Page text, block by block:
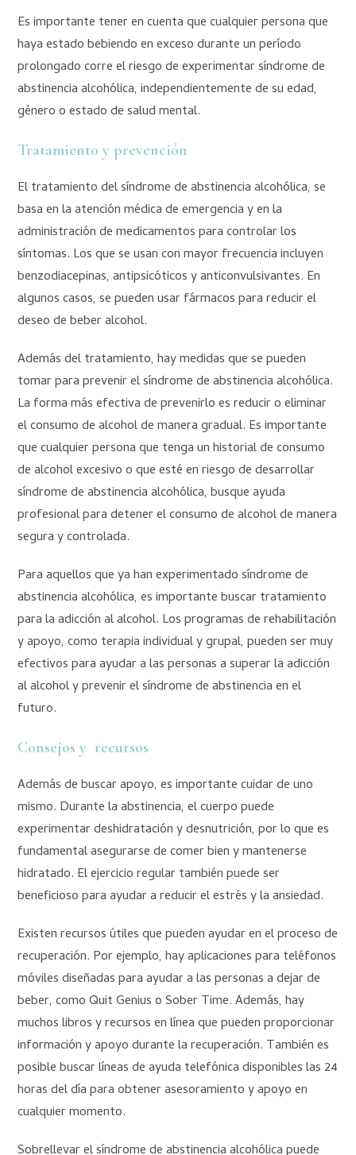
Es importante tener en cuenta que cualquier persona que
haya estado bebiendo en exceso durante un período
prolongado corre el riesgo de experimentar síndrome de
abstinencia alcohólica, independientemente de su edad,
género o estado de salud mental.
Tratamiento y prevención
El tratamiento del síndrome de abstinencia alcohólica, se
basa en la atención médica de emergencia y en la
administración de medicamentos para controlar los
síntomas. Los que se usan con mayor frecuencia incluyen
benzodiacepinas, antipsicóticos y anticonvulsivantes. En
algunos casos, se pueden usar fármacos para reducir el
deseo de beber alcohol.
Además del tratamiento, hay medidas que se pueden
tomar para prevenir el síndrome de abstinencia alcohólica.
La forma más efectiva de prevenirlo es reducir o eliminar
el consumo de alcohol de manera gradual. Es importante
que cualquier persona que tenga un historial de consumo
de alcohol excesivo o que esté en riesgo de desarrollar
síndrome de abstinencia alcohólica, busque ayuda
profesional para detener el consumo de alcohol de manera
segura y controlada.
Para aquellos que ya han experimentado síndrome de
abstinencia alcohólica, es importante buscar tratamiento
para la adicción al alcohol. Los programas de rehabilitación
y apoyo, como terapia individual y grupal, pueden ser muy
efectivos para ayudar a las personas a superar la adicción
al alcohol y prevenir el síndrome de abstinencia en el
futuro.
Consejos y recursos
Además de buscar apoyo, es importante cuidar de uno
mismo. Durante la abstinencia, el cuerpo puede
experimentar deshidratación y desnutrición, por lo que es
fundamental asegurarse de comer bien y mantenerse
hidratado. El ejercicio regular también puede ser
beneficioso para ayudar a reducir el estrés y la ansiedad.
Existen recursos útiles que pueden ayudar en el proceso de
recuperación. Por ejemplo, hay aplicaciones para teléfonos
móviles diseñadas para ayudar a las personas a dejar de
beber, como Quit Genius o Sober Time. Además, hay
muchos libros y recursos en línea que pueden proporcionar
información y apoyo durante la recuperación. También es
posible buscar líneas de ayuda telefónica disponibles las 24
horas del día para obtener asesoramiento y apoyo en
cualquier momento.
Sobrellevar el síndrome de abstinencia alcohólica puede